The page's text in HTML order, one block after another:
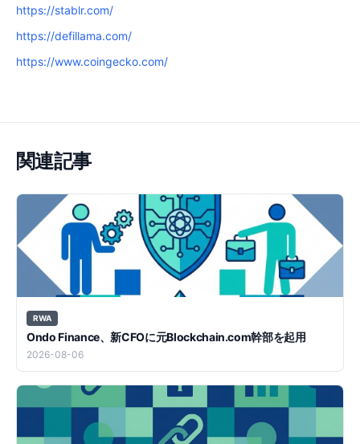
https://stablr.com/
https://defillama.com/
https://www.coingecko.com/
関連記事
RWA
Ondo Finance、新CFOに元Blockchain.com幹部を起用
2026-08-06